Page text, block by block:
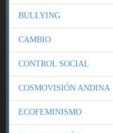
BULLYING
CAMBIO
CONTROL SOCIAL
COSMOVISIÓN ANDINA
ECOFEMINISMO